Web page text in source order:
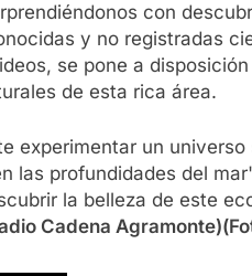
con
y no registradas
se pone a
de esta rica área.
experimentar un
las profundidades del
la belleza de este
Cadena